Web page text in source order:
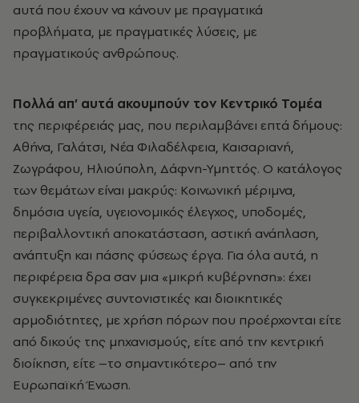
αυτά που έχουν να κάνουν με πραγματικά
προβλήματα, με πραγματικές λύσεις, με
πραγματικούς ανθρώπους.
Πολλά απ’ αυτά ακουμπούν τον Κεντρικό Τομέα
της περιφέρειάς μας, που περιλαμβάνει επτά δήμους:
Αθήνα, Γαλάτσι, Νέα Φιλαδέλφεια, Καισαριανή,
Ζωγράφου, Ηλιούπολη, Δάφνη-Υμηττός. Ο κατάλογος
των θεμάτων είναι μακρύς: Κοινωνική μέριμνα,
δημόσια υγεία, υγειονομικός έλεγχος, υποδομές,
περιβαλλοντική αποκατάσταση, αστική ανάπλαση,
ανάπτυξη και πάσης φύσεως έργα. Για όλα αυτά, η
περιφέρεια δρα σαν μια «μικρή κυβέρνηση»: έχει
συγκεκριμένες συντονιστικές και διοικητικές
αρμοδιότητες, με χρήση πόρων που προέρχονται είτε
από δικούς της μηχανισμούς, είτε από την κεντρική
διοίκηση, είτε –το σημαντικότερο– από την
Ευρωπαϊκή Ένωση.